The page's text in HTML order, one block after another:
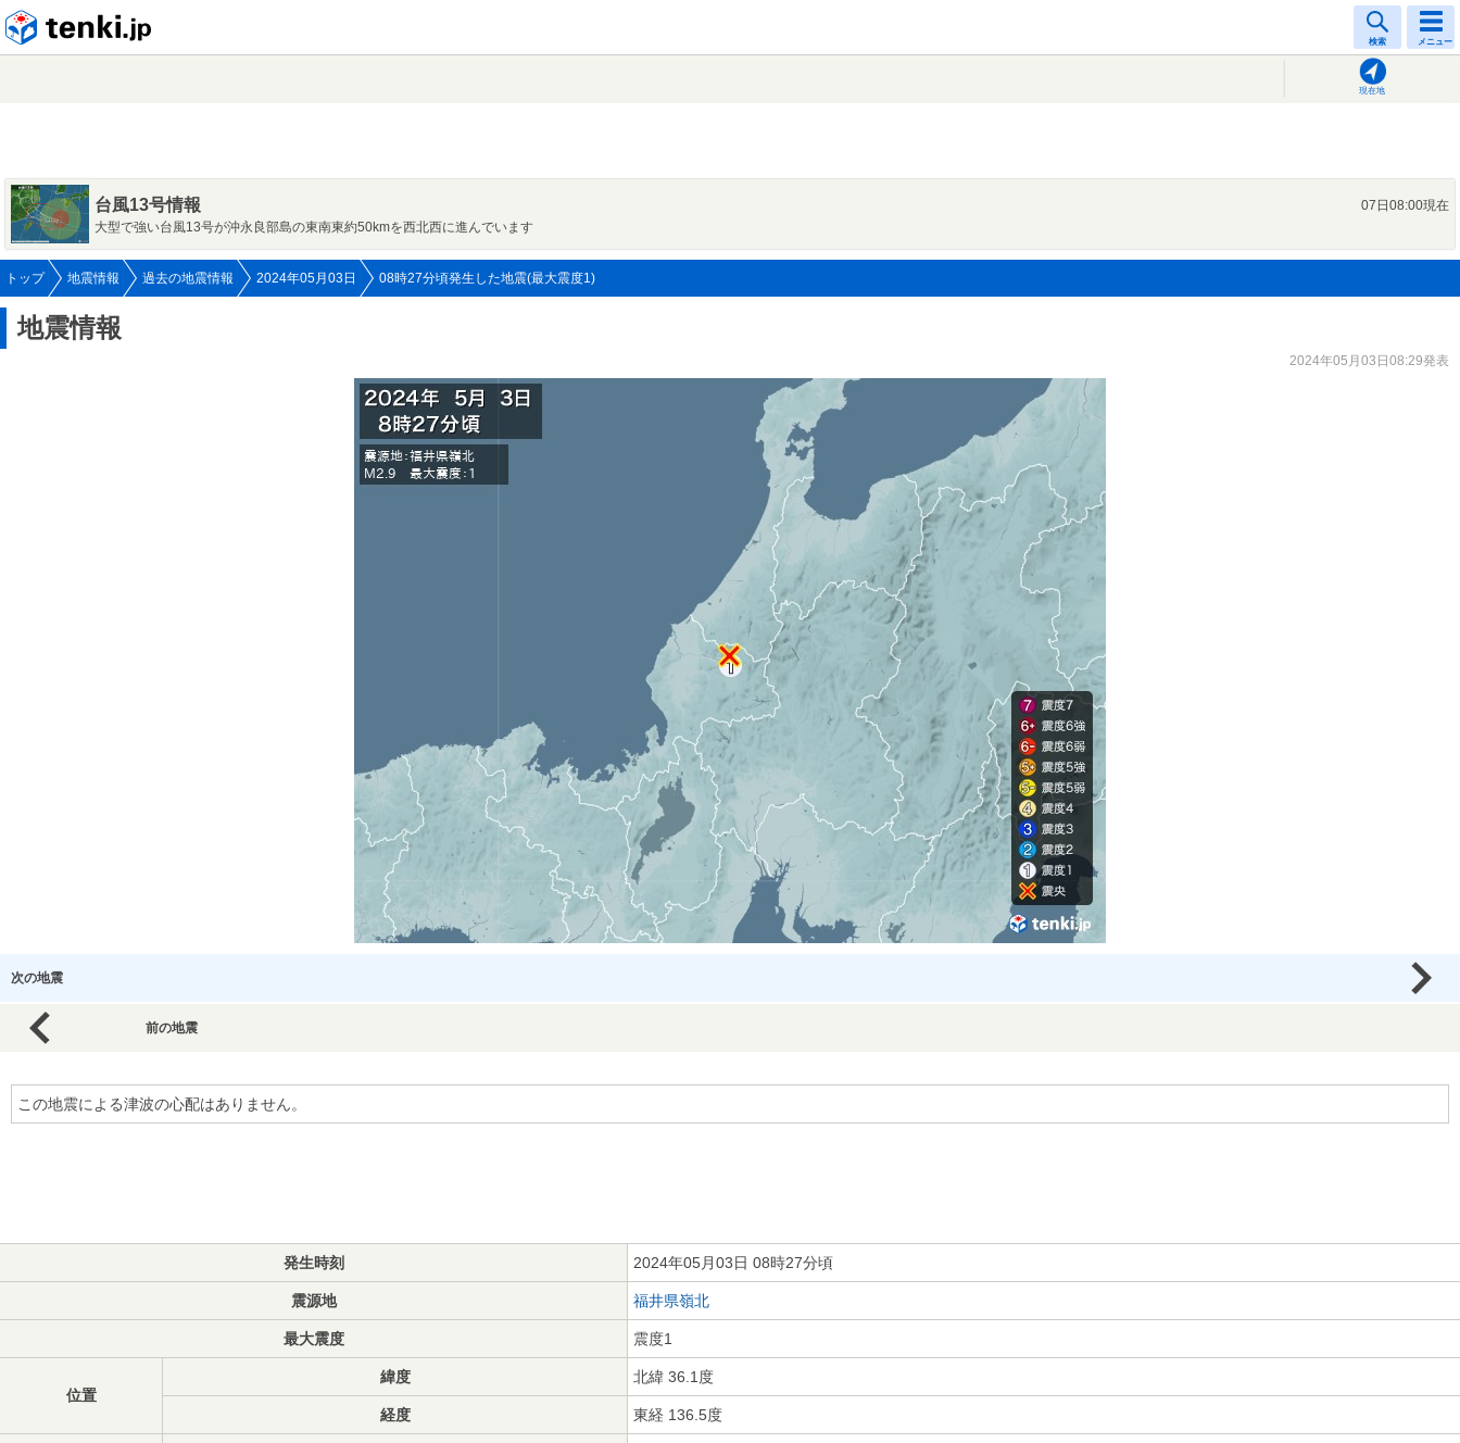
検索 メニュー
現在地
台風13号情報
07日08:00現在
大型で強い台風13号が沖永良部島の東南東約50kmを西北西に進んでいます
トップ 地震情報 過去の地震情報 2024年05月03日 08時27分頃発生した地震(最大震度1)
地震情報
2024年05月03日08:29発表
次の地震
前の地震
この地震による津波の心配はありません。
発生時刻 2024年05月03日 08時27分頃
震源地 福井県嶺北
最大震度 震度1
位置
緯度 北緯 36.1度
経度 東経 136.5度